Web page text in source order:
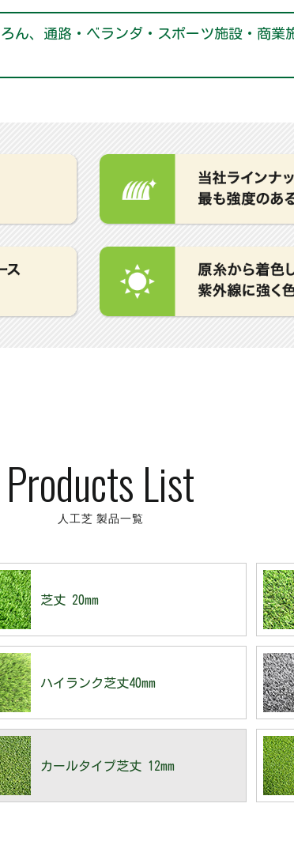
ん、通路・ベランダ・スポーツ施設・商業
Products List
人工芝 製品一覧
芝丈 20mm
ハイランク芝丈40mm
カールタイプ芝丈 12mm